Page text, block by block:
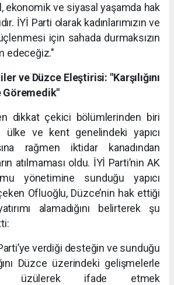
ekonomik ve siyasal yaşamda hak
İYİ Parti olarak kadınlarımızın ve
için sahada durmaksızın
edeceğiz."
ve Düzce Eleştirisi: "Karşılığını
Göremedik"
dikkat çekici bölümlerinden biri
ülke ve kent genelindeki yapıcı
rağmen iktidar kanadından
atılmaması oldu. İYİ Parti’nin AK
yönetimine sunduğu yapıcı
Ofluoğlu, Düzce’nin hak ettiği
alamadığını belirterek şu
verdiği desteğin ve sunduğu
Düzce üzerindeki gelişmelerle
üzülerek ifade etmek